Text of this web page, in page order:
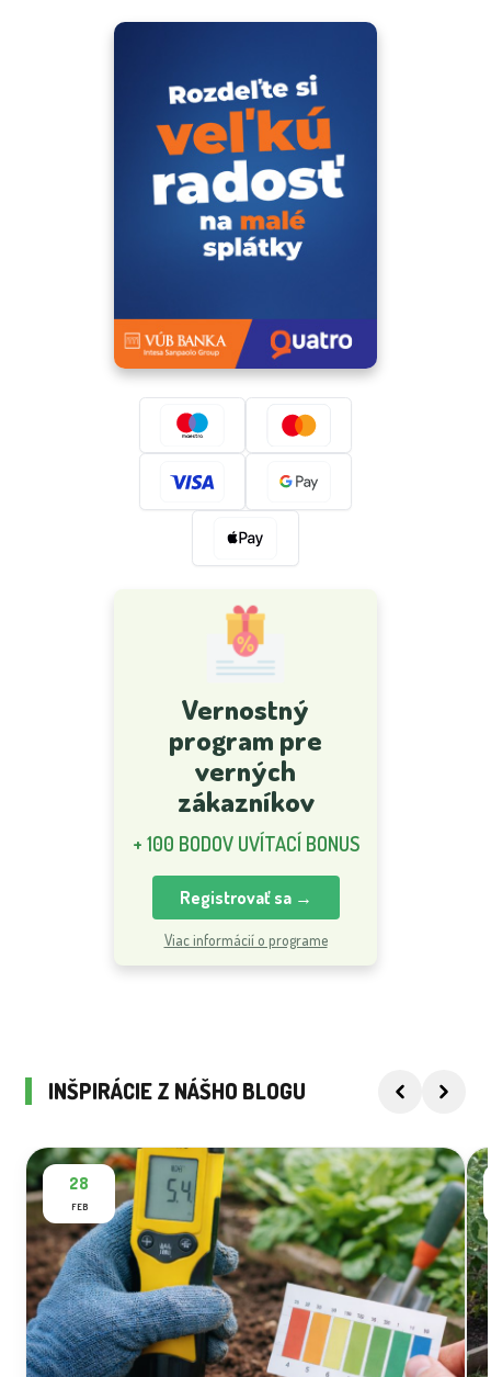
Vernostný
program pre
verných
zákazníkov
+ 100 BODOV UVÍTACÍ BONUS
Registrovať sa →
Viac informácií o programe
INŠPIRÁCIE Z NÁŠHO BLOGU
28
FEB